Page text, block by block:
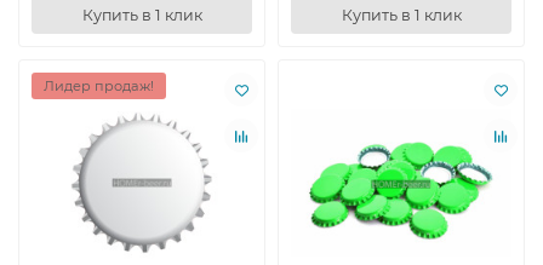
Купить в 1 клик Купить в 1 клик
Лидер продаж!